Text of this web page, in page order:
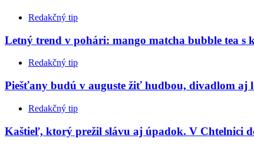
Redakčný tip
Letný trend v pohári: mango matcha bubble tea s
Redakčný tip
Piešťany budú v auguste žiť hudbou, divadlom aj
Redakčný tip
Kaštieľ, ktorý prežil slávu aj úpadok. V Chtelnici